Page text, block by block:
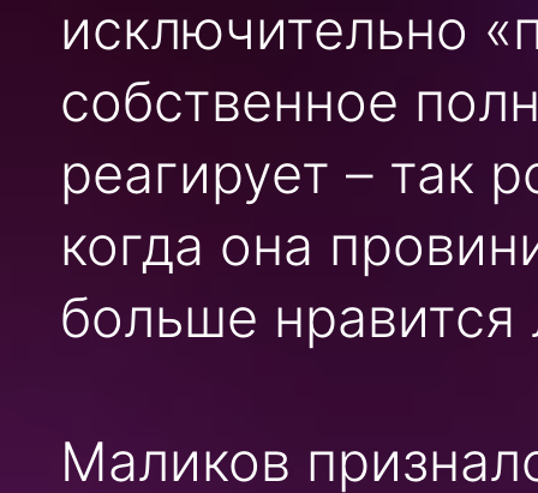
исключительно
собственное
реагирует – так
когда она
больше
Маликов